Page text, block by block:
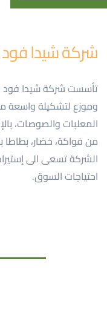
شركة شيدا فود
وموزع لتشكيلة واسعة
المعلبات والصوصات،
من فواكة، خضار، بطاطا
الشركة تسعى الى
احتياجات السوق.